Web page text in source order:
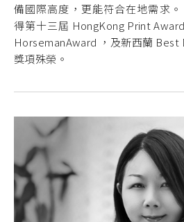
備國際高度，更能符合在地需求
得第十三屆 HongKong Print
HorsemanAward ，及新西蘭 Best
獎項殊榮。